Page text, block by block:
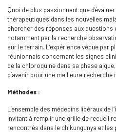
Quoi de plus passionnant que
thérapeutiques dans les nouvelles
chercher des réponses aux questions
notamment par la recherche
sur le terrain. L’expérience vécue par
réunionnais concernant les signes
de la chloroquine dans sa phase
d’avenir pour une meilleure recherche
Méthodes :
L’ensemble des médecins libéraux de
invitant à remplir une grille de recueil
rencontrés dans le chikungunya et les